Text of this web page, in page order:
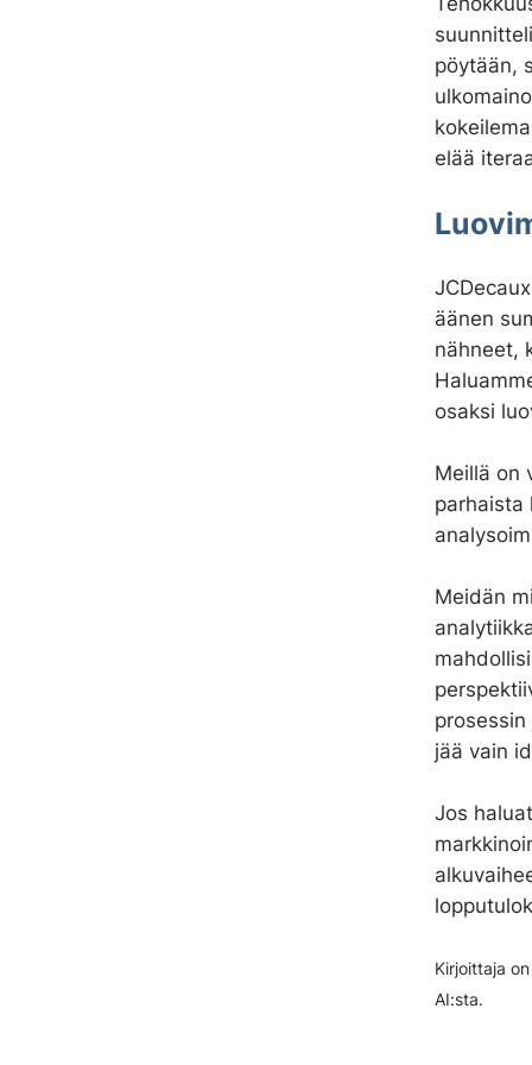
pöytään,
elää
äänen
nähneet,
osaksi
Meillä on
parhaista
Meidän
jää vain
Jos
Kirjoittaja
AI:sta.